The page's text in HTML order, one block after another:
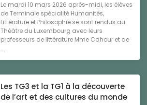
Le mardi 10 mars 2026 après-midi, les élèves
de Terminale spécialité Humanités,
Littérature et Philosophie se sont rendus au
Théâtre du Luxembourg avec leurs
professeurs de littérature Mme Cahour et de
...
Les TG3 et la TG1 à la découverte
de l’art et des cultures du monde